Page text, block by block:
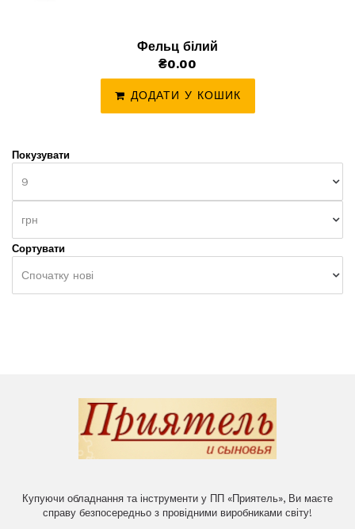
Фельц білий
₴0.00
ДОДАТИ У КОШИК
Покузувати
9
грн
Сортувати
Спочатку нові
Купуючи обладнання та інструменти у ПП «Приятель», Ви маєте
справу безпосередньо з провідними виробниками світу!